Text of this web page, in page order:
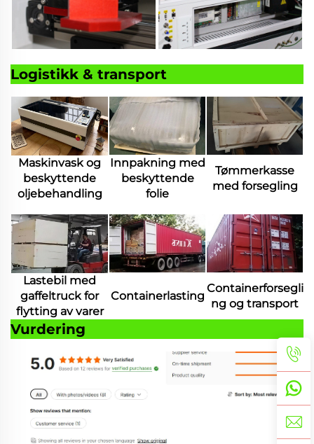
Logistikk & transport
Maskinvask og
beskyttende
oljebehandling
Innpakning med
beskyttende
folie
Tømmerkasse
med forsegling
Lastebil med
gaffeltruck for
flytting av varer
Containerlasting
Containerforsegli
ng og transport
Vurdering